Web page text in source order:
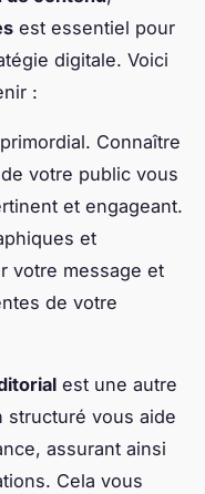
est essentiel pour
digitale. Voici
:
Connaître
votre public vous
et engageant.
et
votre message et
de votre
est une autre
structuré vous aide
assurant ainsi
Cela vous